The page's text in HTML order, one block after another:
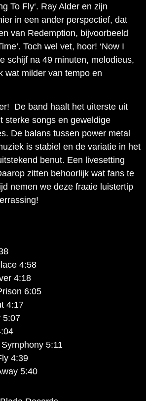
To Fly‘. Ray Alder en zijn
in een ander perspectief, dat
van Redemption, bijvoorbeeld
Toch wel vet, hoor! ‘Now I
schijf na 49 minuten, melodieus,
wat milder van tempo en
De band haalt het uiterste uit
sterke songs en geweldige
De balans tussen power metal
is stabiel en de variatie in het
benut. Een livesetting
zitten behoorlijk wat fans te
nemen we deze fraaie luistertip
4:58
4:18
6:05
4:17
5:07
5:11
4:39
5:40